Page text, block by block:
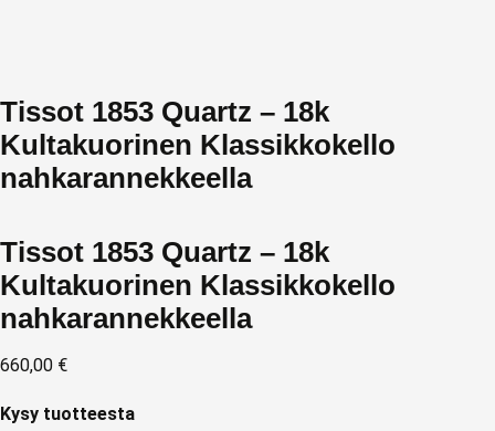
Tissot 1853 Quartz – 18k
Kultakuorinen Klassikkokello
nahkarannekkeella
Tissot 1853 Quartz – 18k
Kultakuorinen Klassikkokello
nahkarannekkeella
660,00 €
Kysy tuotteesta